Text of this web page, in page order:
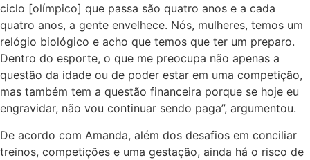
ciclo [olímpico] que passa são quatro anos e a cada
quatro anos, a gente envelhece. Nós, mulheres, temos um
relógio biológico e acho que temos que ter um preparo.
Dentro do esporte, o que me preocupa não apenas a
questão da idade ou de poder estar em uma competição,
mas também tem a questão financeira porque se hoje eu
engravidar, não vou continuar sendo paga”, argumentou.
De acordo com Amanda, além dos desafios em conciliar
treinos, competições e uma gestação, ainda há o risco de